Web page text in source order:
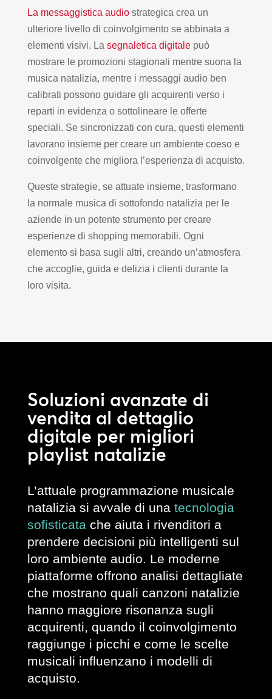
La messaggistica audiostrategica crea un
ulteriore livello di coinvolgimento se abbinata a
elementi visivi. La segnaletica digitalepuò
mostrare le promozioni stagionali mentre suona la
musica natalizia, mentre i messaggi audio ben
calibrati possono guidare gli acquirenti verso i
reparti in evidenza o sottolineare le offerte
speciali. Se sincronizzati con cura, questi elementi
lavorano insieme per creare un ambiente coeso e
coinvolgente che migliora l’esperienza di acquisto.
Queste strategie, se attuate insieme, trasformano
la normale musica di sottofondo natalizia per le
aziende in un potente strumento per creare
esperienze di shopping memorabili. Ogni
elemento si basa sugli altri, creando un’atmosfera
che accoglie, guida e delizia i clienti durante la
loro visita.
Soluzioni avanzate di
vendita al dettaglio
digitale per migliori
playlist natalizie
L’attuale programmazione musicale
natalizia si avvale di una tecnologia
sofisticatache aiuta i rivenditori a
prendere decisioni più intelligenti sul
loro ambiente audio. Le moderne
piattaforme offrono analisi dettagliate
che mostrano quali canzoni natalizie
hanno maggiore risonanza sugli
acquirenti, quando il coinvolgimento
raggiunge i picchi e come le scelte
musicali influenzano i modelli di
acquisto.